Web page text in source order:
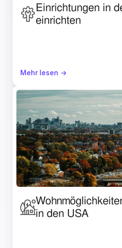
Einrichtungen in
einrichten
Mehr lesen ->
in den USA